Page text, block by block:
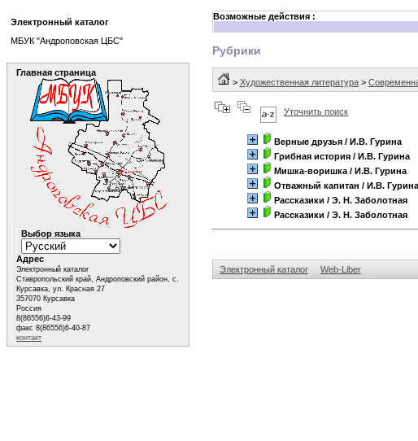
Возможные действия :
Рубрики
> Художественная литература>
Уточнить поиск
Верные друзья/ И.В. Гурина
Грибная история/ И.В. Гурина
Мишка-воришка/ И.В. Гурина
Отважный капитан / И.В. Гурина
Рассказики / Э. Н. Заболотная
Рассказики / Э. Н. Заболотная
Электронный каталог Web-Liber
Электронный каталог
МБУК "Андроповская ЦБС"
Главная страница
Выбор языка
Адрес
Электронный каталог
Ставропольский край, Андроповский район, с.
Курсавка, ул. Красная 27
357070 Курсавка
Россия
8(86556)6-43-99
факс 8(86556)6-40-87
контакт